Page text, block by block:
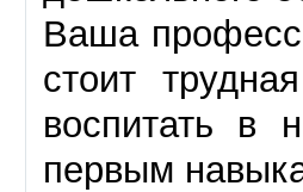
Ваша
стоит
воспитать в
первым